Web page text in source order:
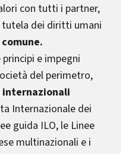
con tutti i partner,
tutela dei diritti umani
e impegni
del perimetro,
Internazionale dei
guida ILO, le Linee
multinazionali e i